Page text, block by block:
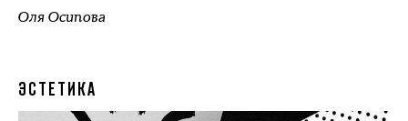
Оля Осипова
ЭСТЕТИКА